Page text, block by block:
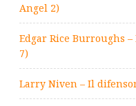
Angel 2)
Edgar Rice Burroughs
7)
Larry Niven – Il